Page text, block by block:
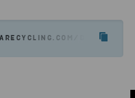
DE/UEBER-